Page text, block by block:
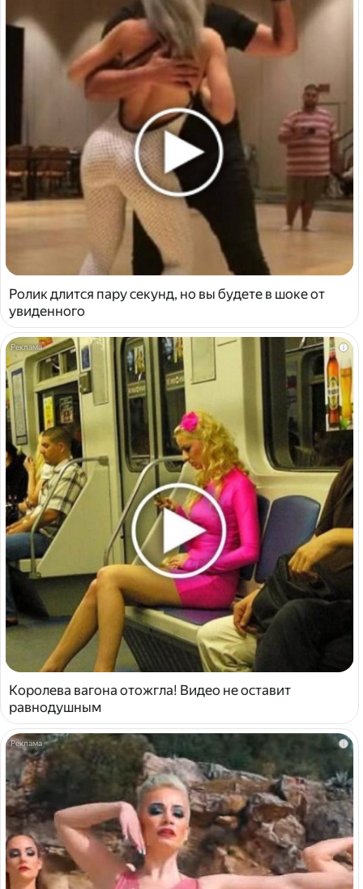
Ролик длится пару секунд, но вы будете в шоке от
увиденного
i
Королева вагона отожгла! Видео не оставит
равнодушным
i